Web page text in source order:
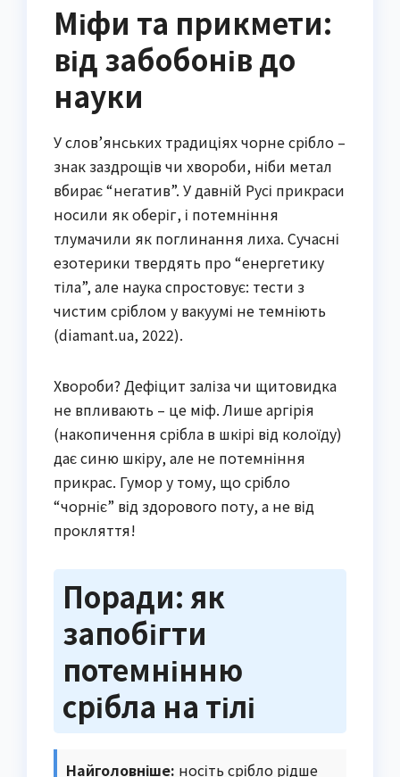
Міфи та прикмети:
від забобонів до
науки
У слов’янських традиціях чорне срібло –
знак заздрощів чи хвороби, ніби метал
вбирає “негатив”. У давній Русі прикраси
носили як оберіг, і потемніння
тлумачили як поглинання лиха. Сучасні
езотерики твердять про “енергетику
тіла”, але наука спростовує: тести з
чистим сріблом у вакуумі не темніють
(diamant.ua, 2022).
Хвороби? Дефіцит заліза чи щитовидка
не впливають – це міф. Лише аргірія
(накопичення срібла в шкірі від колоїду)
дає синю шкіру, але не потемніння
прикрас. Гумор у тому, що срібло
“чорніє” від здорового поту, а не від
прокляття!
Поради: як
запобігти
потемнінню
срібла на тілі
Найголовніше: носіть срібло рідше